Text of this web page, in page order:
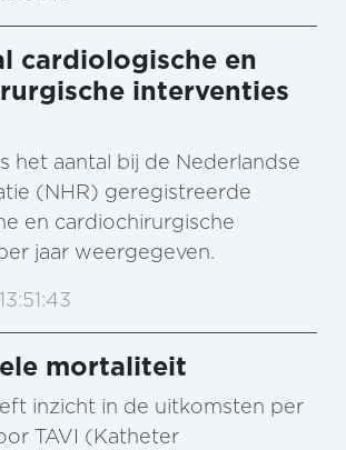
cardiologische en
interventies
het aantal bij de Nederlandse
(NHR) geregistreerde
en cardiochirurgische
jaar weergegeven.
mortaliteit
inzicht in de uitkomsten per
TAVI (Katheter